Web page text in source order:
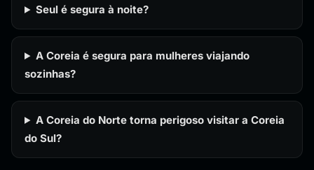
Seul é segura à noite?
A Coreia é segura para mulheres viajando
sozinhas?
A Coreia do Norte torna perigoso visitar a Coreia
do Sul?